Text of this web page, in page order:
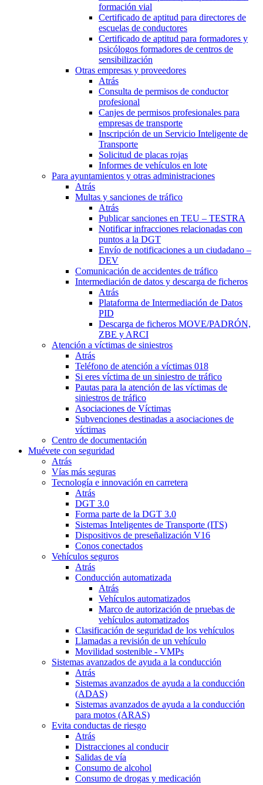
formación vial
Certificado de aptitud para directores de
escuelas de conductores
Certificado de aptitud para formadores y
psicólogos formadores de centros de
sensibilización
Otras empresas y proveedores
Atrás
Consulta de permisos de conductor
profesional
Canjes de permisos profesionales para
empresas de transporte
Inscripción de un Servicio Inteligente de
Transporte
Solicitud de placas rojas
Informes de vehículos en lote
Para ayuntamientos y otras administraciones
Atrás
Multas y sanciones de tráfico
Atrás
Publicar sanciones en TEU – TESTRA
Notificar infracciones relacionadas con
puntos a la DGT
Envío de notificaciones a un ciudadano –
DEV
Comunicación de accidentes de tráfico
Intermediación de datos y descarga de ficheros
Atrás
Plataforma de Intermediación de Datos
PID
Descarga de ficheros MOVE/PADRÓN,
ZBE y ARCI
Atención a víctimas de siniestros
Atrás
Teléfono de atención a víctimas 018
Si eres víctima de un siniestro de tráfico
Pautas para la atención de las víctimas de
siniestros de tráfico
Asociaciones de Víctimas
Subvenciones destinadas a asociaciones de
víctimas
Centro de documentación
Muévete con seguridad
Atrás
Vías más seguras
Tecnología e innovación en carretera
Atrás
DGT 3.0
Forma parte de la DGT 3.0
Sistemas Inteligentes de Transporte (ITS)
Dispositivos de preseñalización V16
Conos conectados
Vehículos seguros
Atrás
Conducción automatizada
Atrás
Vehículos automatizados
Marco de autorización de pruebas de
vehículos automatizados
Clasificación de seguridad de los vehículos
Llamadas a revisión de un vehículo
Movilidad sostenible - VMPs
Sistemas avanzados de ayuda a la conducción
Atrás
Sistemas avanzados de ayuda a la conducción
(ADAS)
Sistemas avanzados de ayuda a la conducción
para motos (ARAS)
Evita conductas de riesgo
Atrás
Distracciones al conducir
Salidas de vía
Consumo de alcohol
Consumo de drogas y medicación